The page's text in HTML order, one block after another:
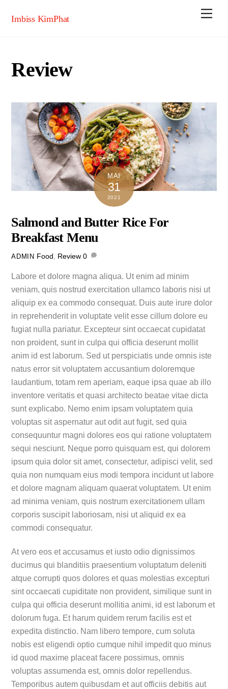
Imbiss KimPhat
Review
MAI
31
2021
Salmond and Butter Rice For
Breakfast Menu
ADMIN Food, Review 0
Labore et dolore magna aliqua. Ut enim ad minim
veniam, quis nostrud exercitation ullamco laboris nisi ut
aliquip ex ea commodo consequat. Duis aute irure dolor
in reprehenderit in voluptate velit esse cillum dolore eu
fugiat nulla pariatur. Excepteur sint occaecat cupidatat
non proident, sunt in culpa qui officia deserunt mollit
anim id est laborum. Sed ut perspiciatis unde omnis iste
natus error sit voluptatem accusantium doloremque
laudantium, totam rem aperiam, eaque ipsa quae ab illo
inventore veritatis et quasi architecto beatae vitae dicta
sunt explicabo. Nemo enim ipsam voluptatem quia
voluptas sit aspernatur aut odit aut fugit, sed quia
consequuntur magni dolores eos qui ratione voluptatem
sequi nesciunt. Neque porro quisquam est, qui dolorem
ipsum quia dolor sit amet, consectetur, adipisci velit, sed
quia non numquam eius modi tempora incidunt ut labore
et dolore magnam aliquam quaerat voluptatem. Ut enim
ad minima veniam, quis nostrum exercitationem ullam
corporis suscipit laboriosam, nisi ut aliquid ex ea
commodi consequatur.
At vero eos et accusamus et iusto odio dignissimos
ducimus qui blanditiis praesentium voluptatum deleniti
atque corrupti quos dolores et quas molestias excepturi
sint occaecati cupiditate non provident, similique sunt in
culpa qui officia deserunt mollitia animi, id est laborum et
dolorum fuga. Et harum quidem rerum facilis est et
expedita distinctio. Nam libero tempore, cum soluta
nobis est eligendi optio cumque nihil impedit quo minus
id quod maxime placeat facere possimus, omnis
voluptas assumenda est, omnis dolor repellendus.
Temporibus autem quibusdam et aut officiis debitis aut